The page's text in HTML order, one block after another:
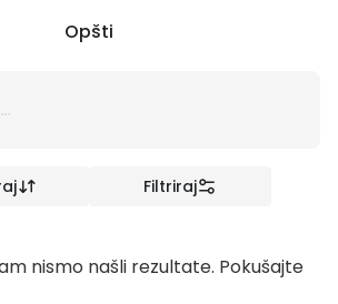
Opšti
Filtriraj
nismo našli rezultate. Pokušajte